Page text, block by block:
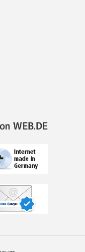
WEB.DE